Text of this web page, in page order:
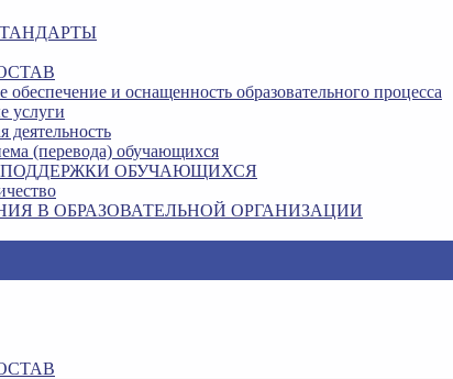
обеспечение и оснащенность образовательного процесса
услуги
деятельность
(перевода) обучающихся
ОБУЧАЮЩИХСЯ
В ОБРАЗОВАТЕЛЬНОЙ ОРГАНИЗАЦИИ